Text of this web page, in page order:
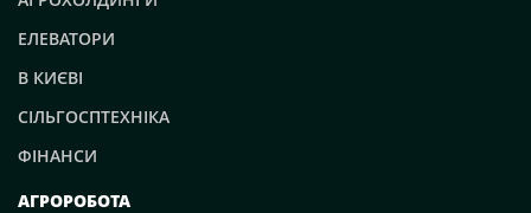
ЕЛЕВАТОРИ
В КИЄВІ
СІЛЬГОСПТЕХНІКА
ФІНАНСИ
АГРОРОБОТА